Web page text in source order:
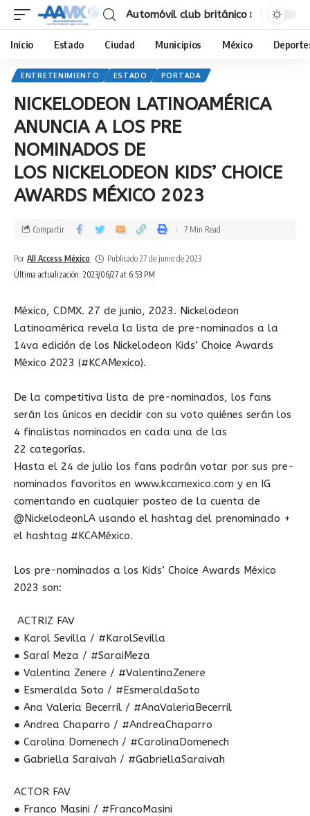
Automóvil club británico
Inicio Estado Ciudad Municipios México
ENTRETENIMIENTO ESTADO PORTADA
NICKELODEON LATINOAMÉRICA
ANUNCIA A LOS PRE
NOMINADOS DE
LOS NICKELODEON KIDS’ CHOICE
AWARDS MÉXICO 2023
Última actualización: 2023/06/27 at 6:53 PM
Por All Access México Publicado 27 de junio de 2023
Compartir 7 Min Read
México, CDMX. 27 de junio, 2023. Nickelodeon
Latinoamérica revela la lista de pre-nominados a la
14va edición de los Nickelodeon Kids’ Choice Awards
México 2023 (#KCAMexico).
De la competitiva lista de pre-nominados, los fans
serán los únicos en decidir con su voto quiénes serán los
4 finalistas nominados en cada una de las
22 categorías.
Hasta el 24 de julio los fans podrán votar por sus pre-
nominados favoritos en www.kcamexico.com y en IG
comentando en cualquier posteo de la cuenta de
@NickelodeonLA usando el hashtag del prenominado +
el hashtag #KCAMéxico.
Los pre-nominados a los Kids’ Choice Awards México
2023 son:
ACTRIZ FAV
● Karol Sevilla / #KarolSevilla
● Saraí Meza / #SaraiMeza
● Valentina Zenere / #ValentinaZenere
● Esmeralda Soto / #EsmeraldaSoto
● Ana Valeria Becerril / #AnaValeriaBecerril
● Andrea Chaparro / #AndreaChaparro
● Carolina Domenech / #CarolinaDomenech
● Gabriella Saraivah / #GabriellaSaraivah
ACTOR FAV
● Franco Masini / #FrancoMasini